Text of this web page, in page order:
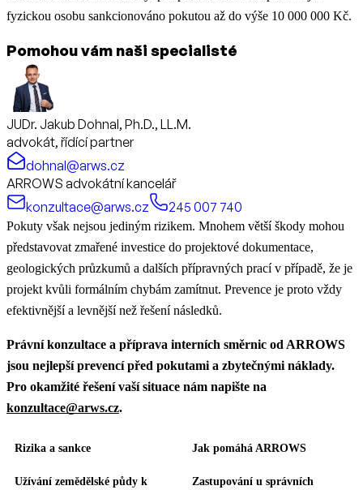
fyzickou osobu sankcionováno pokutou až do výše 10 000 000 Kč.
Pomohou vám naši specialisté
JUDr. Jakub Dohnal, Ph.D., LL.M.
advokát, řídící partner
dohnal@arws.cz
ARROWS advokátní kancelář
konzultace@arws.cz
245 007 740
Pokuty však nejsou jediným rizikem. Mnohem větší škody mohou
představovat zmařené investice do projektové dokumentace,
geologických průzkumů a dalších přípravných prací v případě, že je
projekt kvůli formálním chybám zamítnut. Prevence je proto vždy
efektivnější a levnější než řešení následků.
Právní konzultace a příprava interních směrnic od ARROWS
jsou nejlepší prevencí před pokutami a zbytečnými náklady.
Pro okamžité řešení vaší situace nám napište na
konzultace@arws.cz.
Rizika a sankce Jak pomáhá ARROWS
Užívání zemědělské půdy k Zastupování u správních